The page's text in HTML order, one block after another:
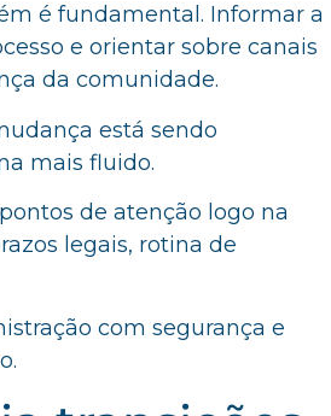
é fundamental. Informar a
e orientar sobre canais
da comunidade.
está sendo
mais fluido.
de atenção logo na
legais, rotina de
com segurança e